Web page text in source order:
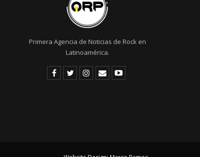
Primera Agencia de Noticias de Rock en
Latinoamérica.